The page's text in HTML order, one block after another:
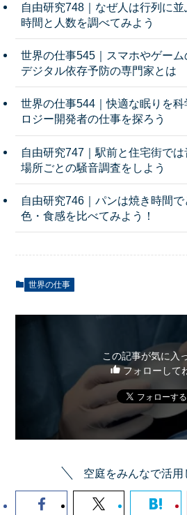
自由研究748｜なぜ人は行列に
時間と人数を調べてみよう
世界の仕事545｜スマホやゲーム
デジタル依存予防の専門家とは
世界の仕事544｜快適な眠りを
ロジー開発者の仕事を探ろう
自由研究747｜駅前と住宅街で
場所ごとの騒音調査をしよう
自由研究746｜パンは焼き時間で
色・食感を比べてみよう！
世界の仕事
この記事が気に入
フォローして
空庭をみんなで活用